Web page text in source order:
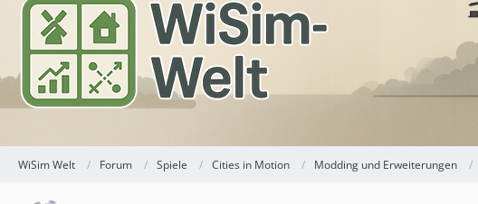
WiSim Welt Forum Spiele Cities in Motion Modding und Erweiterungen